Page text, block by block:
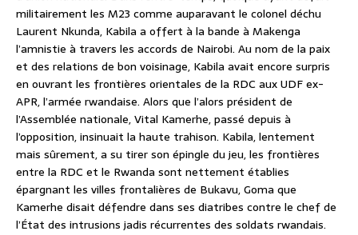
militairement les M23 comme auparavant le colonel déchu
Laurent Nkunda, Kabila a offert à la bande à Makenga
l’amnistie à travers les accords de Nairobi. Au nom de la paix
et des relations de bon voisinage, Kabila avait encore surpris
en ouvrant les frontières orientales de la RDC aux UDF ex-
APR, l’armée rwandaise. Alors que l’alors président de
l’Assemblée nationale, Vital Kamerhe, passé depuis à
l’opposition, insinuait la haute trahison. Kabila, lentement
mais sûrement, a su tirer son épingle du jeu, les frontières
entre la RDC et le Rwanda sont nettement établies
épargnant les villes frontalières de Bukavu, Goma que
Kamerhe disait défendre dans ses diatribes contre le chef de
l’État des intrusions jadis récurrentes des soldats rwandais.